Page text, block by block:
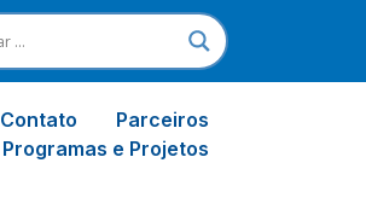
Contato
Parceiros
Programas e Projetos